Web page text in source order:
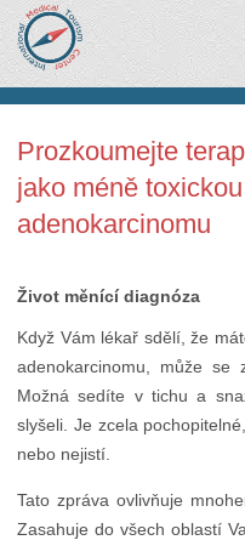
Prozkoumejte
jako méně
adenokarcinomu
Život měnící diagnóza
Když Vám lékař sdělí, že
adenokarcinomu, může se
Možná sedíte v tichu a
slyšeli. Je zcela
nebo nejistí.
Tato zpráva ovlivňuje
Zasahuje do všech oblastí